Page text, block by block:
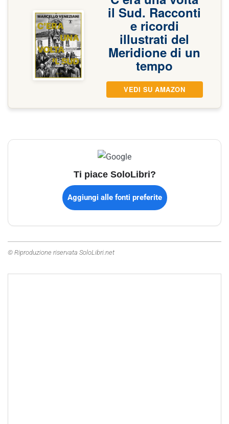
il Sud. Racconti
e ricordi
illustrati del
Meridione di un
tempo
VEDI SU AMAZON
Ti piace SoloLibri?
Aggiungi alle fonti preferite
© Riproduzione riservata SoloLibri.net